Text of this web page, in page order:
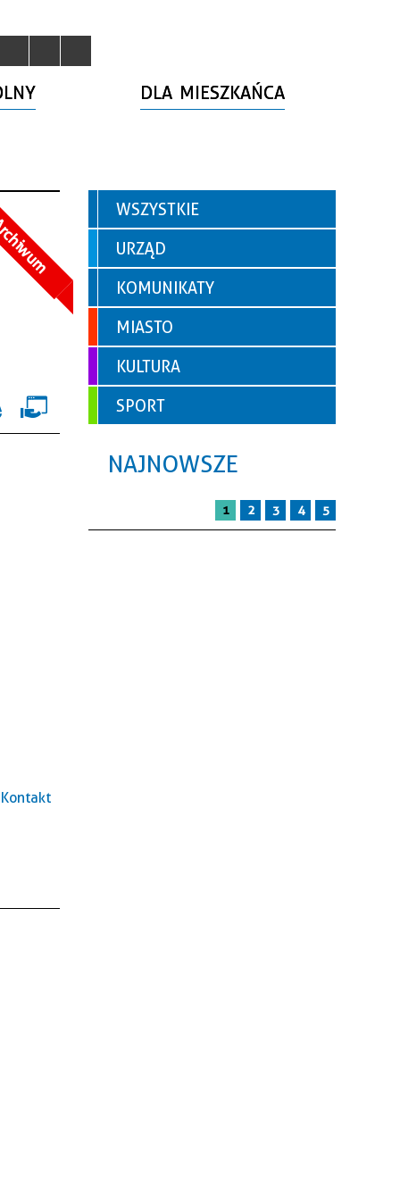
DLA MIESZKAŃCA
Kontakt
WSZYSTKIE
URZĄD
KOMUNIKATY
MIASTO
KULTURA
SPORT
NAJNOWSZE
1 2 3 4 5